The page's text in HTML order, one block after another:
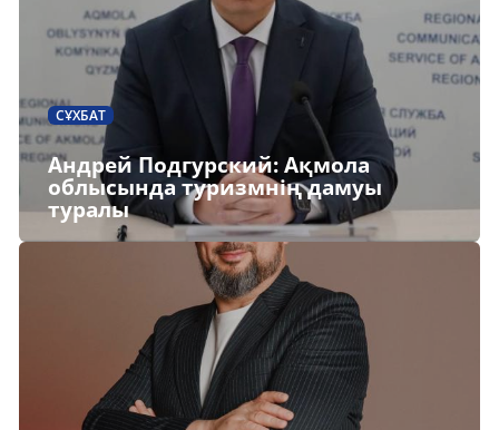
СҰХБАТ
Андрей Подгурский: Ақмола
облысында туризмнің дамуы
туралы